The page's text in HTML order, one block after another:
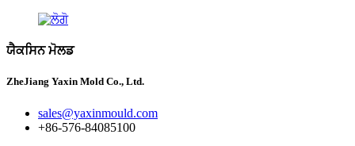
ਯੈਕਸਿਨ ਮੋਲਡ
ZheJiang Yaxin Mold Co., Ltd.
sales@yaxinmould.com
+86-576-84085100